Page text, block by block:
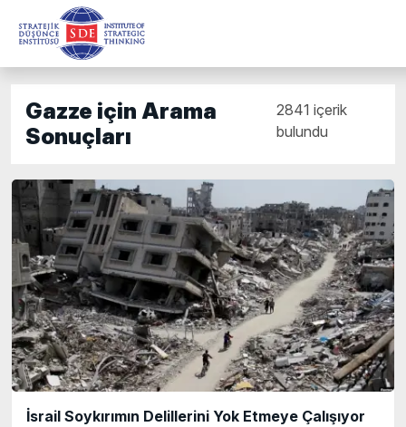
Gazze için Arama
Sonuçları
2841 içerik
bulundu
İsrail Soykırımın Delillerini Yok Etmeye Çalışıyor